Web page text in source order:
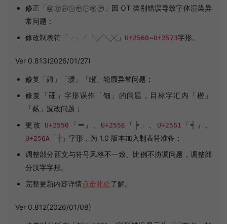
修正「㊞㊟㊣㊤㊥㊦㊧㊨」因 OT 类别错误导致字体渲染异
常问题；
修改制表符「╭╮╯╰╱╲╳」 U+2560~U+2573字形。
Ver 0.813(2026/01/27)
修复「姆」「渍」「瞪」轮廓异常问题；
修复「鿬」字形误作「钿」的问题，目标字汇内「楹」
「爇」漏改问题；
更改
U+2550 「═」、 U+255E 「╞」、 U+2561 「╡」、
U+256A 「╪」字形，为 1.0 版本加入制表符准备；
调整部分西文与符号风格不一致、比例不协调问题，调整部
分汉字字形。
完整更新内容详情点击此处了解。
Ver 0.812(2026/01/08)